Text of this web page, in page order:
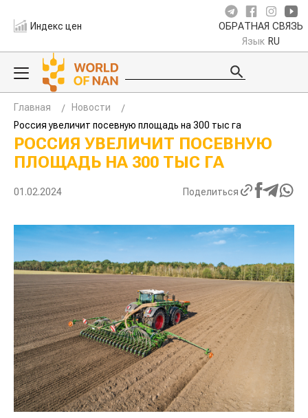
Индекс цен ОБРАТНАЯ СВЯЗЬ
Язык RU
Главная
Новости
Россия увеличит посевную площадь на 300 тыс га
РОССИЯ УВЕЛИЧИТ ПОСЕВНУЮ
ПЛОЩАДЬ НА 300 ТЫС ГА
01.02.2024 Поделиться